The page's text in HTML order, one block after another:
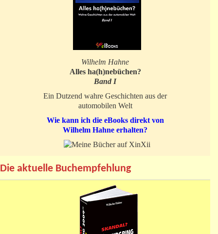
Wilhelm Hahne
Alles ha(h)nebüchen?
Band I
Ein Dutzend wahre Geschichten aus der
automobilen Welt
Wie kann ich die eBooks direkt von
Wilhelm Hahne erhalten?
Die aktuelle Buchempfehlung